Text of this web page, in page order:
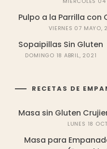
Pulpo a la Parrilla con
VIERNES 07 MAYO,
Sopaipillas Sin Gluten
DOMINGO 18 ABRIL, 2021
RECETAS DE
Masa sin Gluten
LUNES 18
Masa para